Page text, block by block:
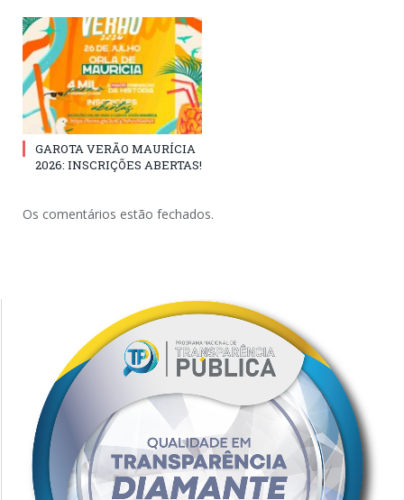
GAROTA VERÃO MAURÍCIA
2026: INSCRIÇÕES ABERTAS!
Os comentários estão fechados.